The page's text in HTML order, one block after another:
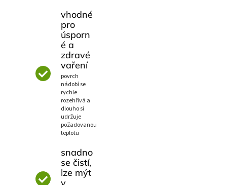
vhodné
pro
úsporn
é a
zdravé
vaření
povrch
nádobí se
rychle
rozehřívá a
dlouho si
udržuje
požadovanou
teplotu
snadno
se čistí,
lze mýt
v